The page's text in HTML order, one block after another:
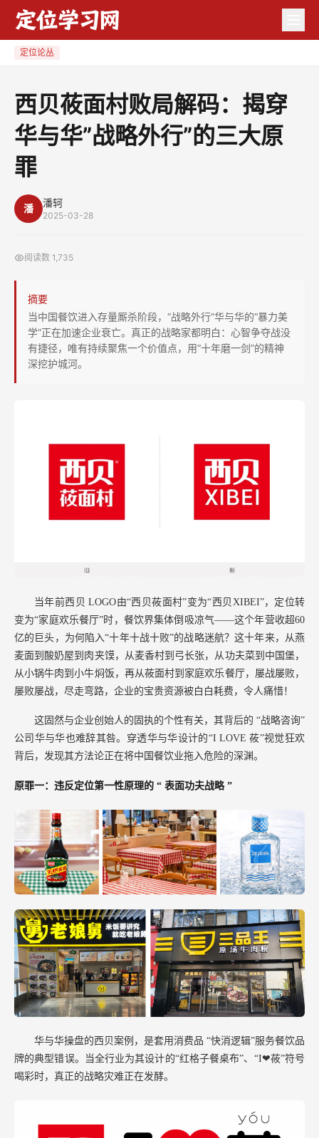
码：
定位论丛
西贝莜面村败局解码：揭穿
华与华”战略外行”的三大原
罪
潘 潘轲
2025-03-28
阅读数 1,735
摘要
当中国餐饮进入存量厮杀阶段，“战略外行”华与华的“暴力美
学”正在加速企业衰亡。真正的战略家都明白：心智争夺战没
有捷径，唯有持续聚焦一个价值点，用“十年磨一剑”的精神
深挖护城河。
当年前西贝LOGO由“西贝莜面村”变为“西贝XIBEI”，定位转
变为“家庭欢乐餐厅”时，餐饮界集体倒吸凉气——这个年营收超60
亿的巨头，为何陷入“十年十战十败”的战略迷航？这十年来，从燕
麦面到酸奶屋到肉夹馍，从麦香村到弓长张，从功夫菜到中国堡，
从小锅牛肉到小牛焖饭，再从莜面村到家庭欢乐餐厅，屡战屡败，
屡败屡战，尽走弯路，企业的宝贵资源被白白耗费，令人痛惜！
这固然与企业创始人的固执的个性有关，其背后的 “战略咨询”
公司华与华也难辞其咎。穿透华与华设计的“I LOVE 莜”视觉狂欢
背后，发现其方法论正在将中国餐饮业拖入危险的深渊。
原罪一：违反定位第一性原理的 “ 表面功夫战略 ”
华与华操盘的西贝案例，是套用消费品 “快消逻辑”服务餐饮品
牌的典型错误。当全行业为其设计的“红格子餐桌布”、“I❤莜”符号
喝彩时，真正的战略灾难正在发酵。